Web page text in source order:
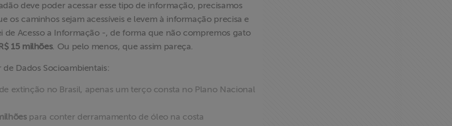
deve poder acessar esse tipo de informação, precisamos
os caminhos sejam acessíveis e levem à informação precisa e
de Acesso a Informação -, de forma que não compremos gato
R$ 15 milhões. Ou pelo menos, que assim pareça.
Dados Socioambientais:
extinção no Brasil, apenas um terço consta no Plano Nacional
para conter derramamento de óleo na costa